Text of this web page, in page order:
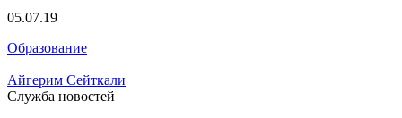
05.07.19
Образование
Айгерим Сейткали
Служба новостей